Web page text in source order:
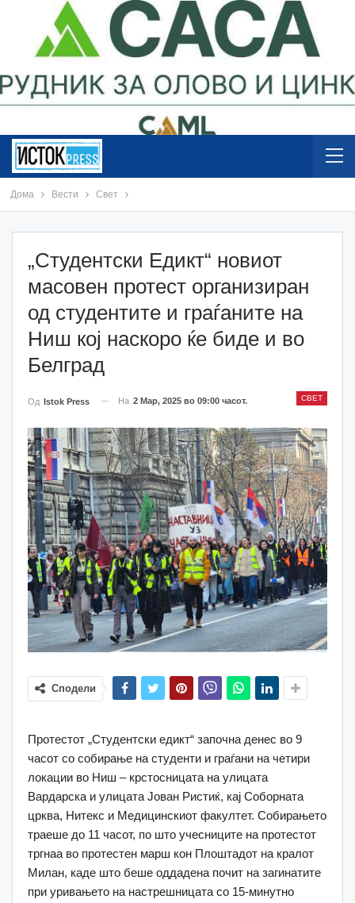
Дома Вести Свет
„Студентски Едикт“ новиот
масовен протест организиран
од студентите и граѓаните на
Ниш кој наскоро ќе биде и во
Белград
СВЕТ
Од Istok Press На 2 Мар, 2025 во 09:00 часот.
Сподели
Протестот „Студентски едикт“ започна денес во 9
часот со собирање на студенти и граѓани на четири
локации во Ниш – крстосницата на улицата
Вардарска и улицата Јован Ристиќ, кај Соборната
црква, Нитекс и Медицинскиот факултет. Собирањето
траеше до 11 часот, по што учесниците на протестот
тргнаа во протестен марш кон Плоштадот на кралот
Милан, каде што беше оддадена почит на загинатите
при уривањето на настрешницата со 15-минутно